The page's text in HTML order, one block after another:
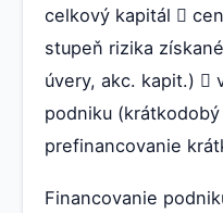
celkový kapitál 
stupeň rizika
úvery, akc. kapit.) 
podniku
prefinancovanie
Financovanie